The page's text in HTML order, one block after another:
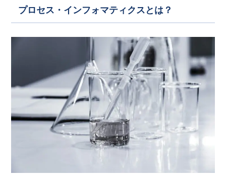
プロセス・インフォマティクスとは？